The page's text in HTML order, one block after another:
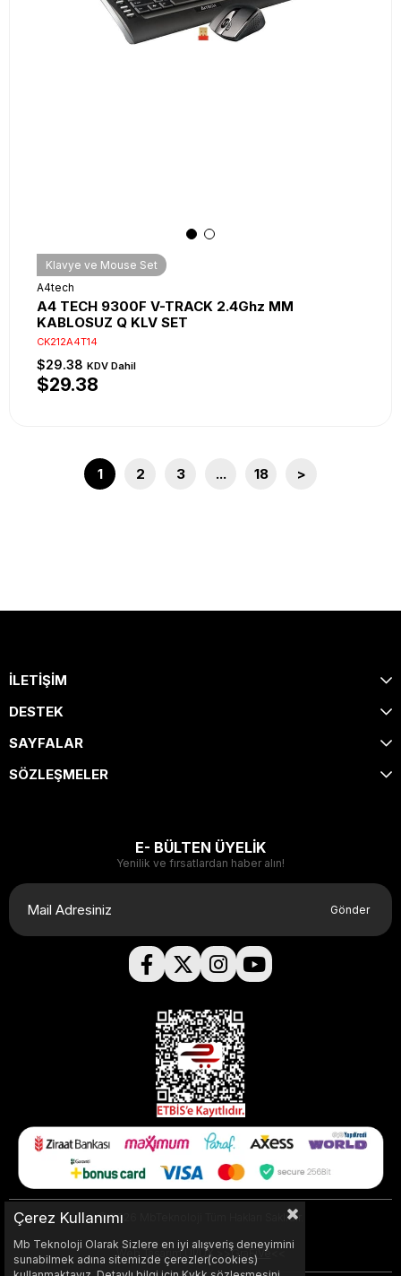
Klavye ve Mouse Set
A4tech
A4 TECH 9300F V-TRACK 2.4Ghz MM
KABLOSUZ Q KLV SET
CK212A4T14
$29.38 KDV Dahil
$29.38
1 2 3 ... 18 >
İLETİŞİM
DESTEK
SAYFALAR
SÖZLEŞMELER
E- BÜLTEN ÜYELİK
Yenilik ve fırsatlardan haber alın!
Gönder
© 2026 MbTeknoloji Tüm Hakları Saklıdır.
Web Tasarım UI/UX >>GraFiVe <<
Çerez Kullanımı
Mb Teknoloji Olarak Sizlere en iyi alışveriş deneyimini
sunabilmek adına sitemizde çerezler(cookies)